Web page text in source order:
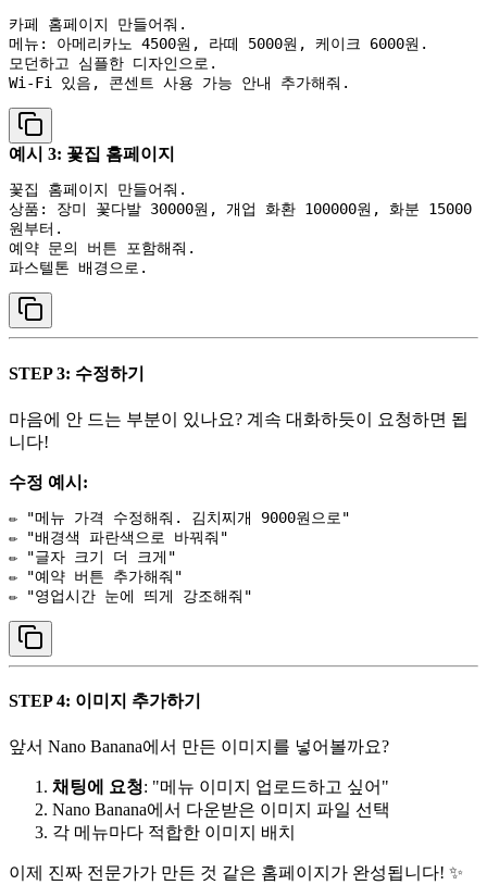
카페 홈페이지 만들어줘.
메뉴: 아메리카노 4500원, 라떼 5000원, 케이크 6000원.
모던하고 심플한 디자인으로.
예시 3: 꽃집 홈페이지
꽃집 홈페이지 만들어줘.
상품: 장미 꽃다발 30000원, 개업 화환 100000원, 화분 15000
원부터.
예약 문의 버튼 포함해줘.
STEP 3: 수정하기
마음에 안 드는 부분이 있나요? 계속 대화하듯이 요청하면 됩
니다!
수정 예시:
✏️ "메뉴 가격 수정해줘. 김치찌개 9000원으로"
✏️ "배경색 파란색으로 바꿔줘"
✏️ "글자 크기 더 크게"
✏️ "예약 버튼 추가해줘"
STEP 4: 이미지 추가하기
앞서 Nano Banana에서 만든 이미지를 넣어볼까요?
채팅에 요청: "메뉴 이미지 업로드하고 싶어"
Nano Banana에서 다운받은 이미지 파일 선택
각 메뉴마다 적합한 이미지 배치
이제 진짜 전문가가 만든 것 같은 홈페이지가 완성됩니다! ✨